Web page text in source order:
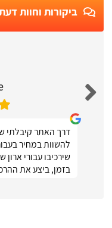
ביקורות וחוות
דרך האתר קיבלתי
להשוות במחיר
שירכיבו עבורי
בזמן, ביצע את